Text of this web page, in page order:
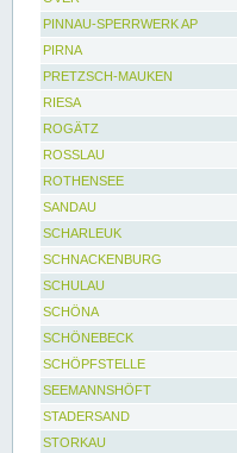
PINNAU-SPERRWERK AP
PIRNA
PRETZSCH-MAUKEN
RIESA
ROGÄTZ
ROSSLAU
ROTHENSEE
SANDAU
SCHARLEUK
SCHNACKENBURG
SCHULAU
SCHÖNA
SCHÖNEBECK
SCHÖPFSTELLE
SEEMANNSHÖFT
STADERSAND
STORKAU